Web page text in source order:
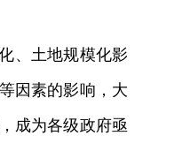
、土地规模化影
因素的影响，大
成为各级政府亟